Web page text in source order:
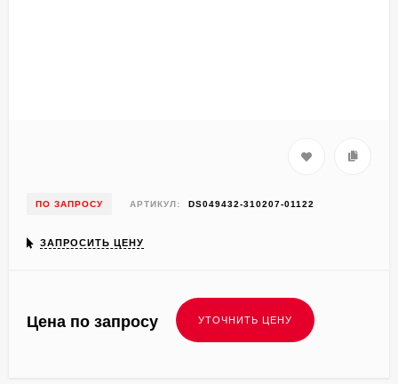
ПО ЗАПРОСУ АРТИКУЛ: DS049432-310207-01122
ЗАПРОСИТЬ ЦЕНУ
Цена по запросу